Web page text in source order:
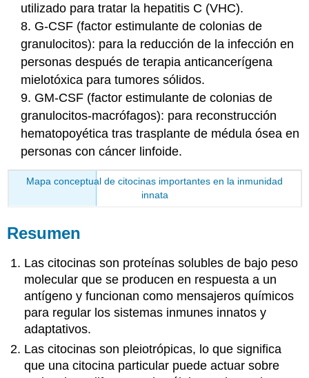
utilizado para tratar la hepatitis C (VHC).
8. G-CSF (factor estimulante de colonias de
granulocitos): para la reducción de la infección en
personas después de terapia anticancerígena
mielotóxica para tumores sólidos.
9. GM-CSF (factor estimulante de colonias de
granulocitos-macrófagos): para reconstrucción
hematopoyética tras trasplante de médula ósea en
personas con cáncer linfoide.
Mapa conceptual de citocinas importantes en la inmunidad
innata
Resumen
Las citocinas son proteínas solubles de bajo peso
molecular que se producen en respuesta a un
antígeno y funcionan como mensajeros químicos
para regular los sistemas inmunes innatos y
adaptativos.
Las citocinas son pleiotrópicas, lo que significa
que una citocina particular puede actuar sobre